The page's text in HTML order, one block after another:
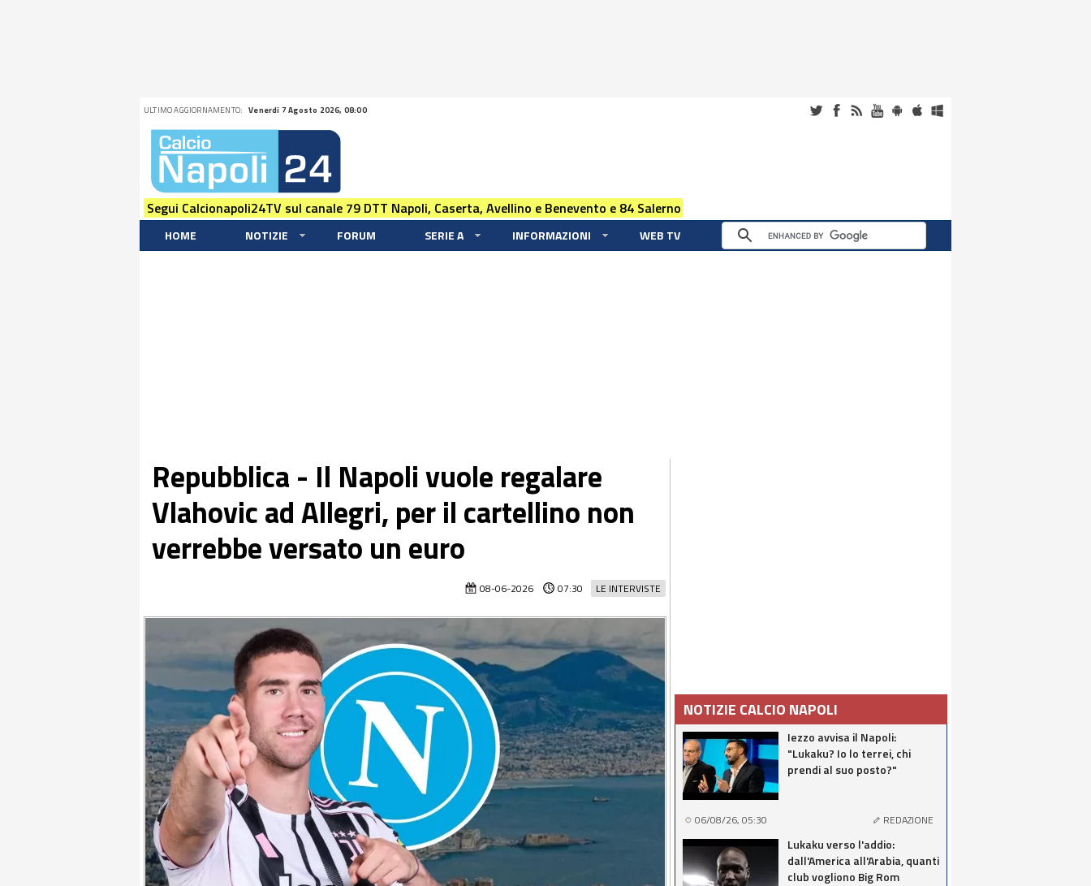
ULTIMO AGGIORNAMENTO: Venerdi 7 Agosto 2026, 08:00
Segui Calcionapoli24TV sul canale 79 DTT Napoli, Caserta, Avellino e Benevento e 84 Salerno
HOME NOTIZIE FORUM SERIE A INFORMAZIONI WEB TV
Repubblica - Il Napoli vuole regalare
Vlahovic ad Allegri, per il cartellino non
verrebbe versato un euro
LE INTERVISTE
08-06-2026 07:30
NOTIZIE CALCIO NAPOLI
Iezzo avvisa il Napoli:
"Lukaku? Io lo terrei, chi
prendi al suo posto?"
06/08/26, 05:30 REDAZIONE
Lukaku verso l'addio:
dall'America all'Arabia, quanti
club vogliono Big Rom